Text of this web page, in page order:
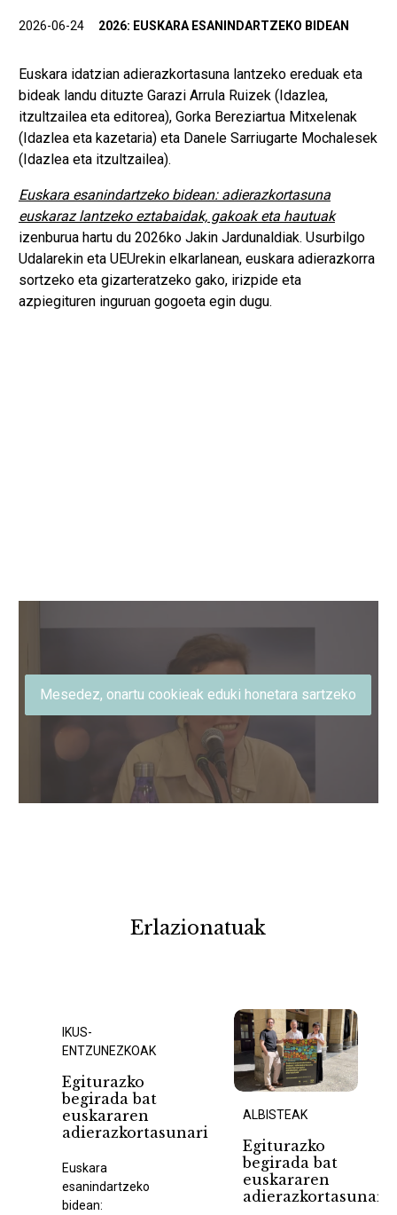
2026-06-24 2026: EUSKARA ESANINDARTZEKO BIDEAN
Euskara idatzian adierazkortasuna lantzeko ereduak eta
bideak landu dituzte Garazi Arrula Ruizek (Idazlea,
itzultzailea eta editorea), Gorka Bereziartua Mitxelenak
(Idazlea eta kazetaria) eta Danele Sarriugarte Mochalesek
(Idazlea eta itzultzailea).
Euskara esanindartzeko bidean: adierazkortasuna
euskaraz lantzeko eztabaidak, gakoak eta hautuak
izenburua hartu du 2026ko Jakin Jardunaldiak. Usurbilgo
Udalarekin eta UEUrekin elkarlanean, euskara adierazkorra
sortzeko eta gizarteratzeko gako, irizpide eta
azpiegituren inguruan gogoeta egin dugu.
Mesedez, onartu cookieak eduki honetara sartzeko
Erlazionatuak
IKUS-
ENTZUNEZKOAK
Egiturazko
begirada bat
euskararen
adierazkortasunari
Euskara
esanindartzeko
bidean:
ALBISTEAK
Egiturazko
begirada bat
euskararen
adierazkortasunari